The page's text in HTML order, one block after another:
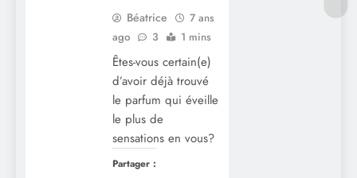
Béatrice
7 ans
ago
3 1 mins
Êtes-vous certain(e)
d’avoir déjà trouvé
le parfum qui éveille
le plus de
sensations en vous?
Partager :